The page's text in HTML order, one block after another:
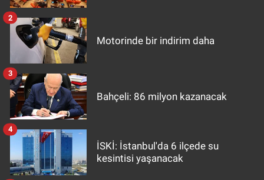
Motorinde bir indirim daha
2
Bahçeli: 86 milyon kazanacak
3
İSKİ: İstanbul'da 6 ilçede su
kesintisi yaşanacak
4